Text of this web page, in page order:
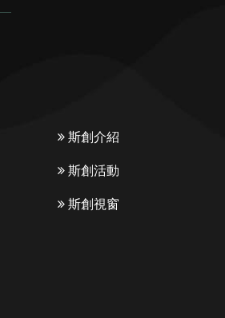
斯創介紹
斯創活動
斯創視窗